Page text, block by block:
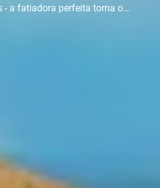
a fatiadora perfeita torna o
em termos energéticos.